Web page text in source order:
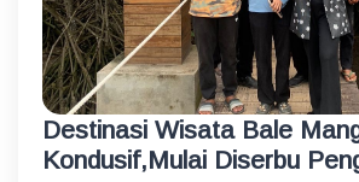
Destinasi Wisata Bale
Kondusif,Mulai Diserbu